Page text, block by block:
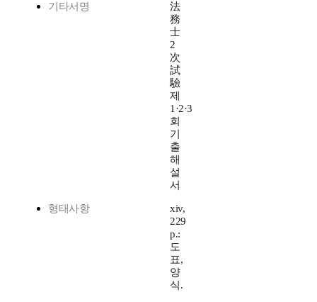
기타서명
法
務
士
2
次
試
驗
제
1·2·3
회
기
출
해
설
서
형태사항
xiv,
229
p.:
도
표,
양
식.